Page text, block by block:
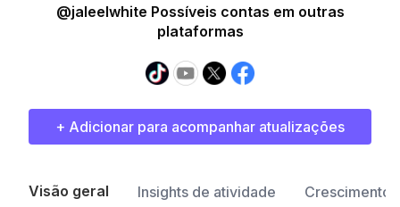
@jaleelwhite Possíveis contas em outras
plataformas
+ Adicionar para acompanhar atualizações
Visão geral Insights de atividade Crescimento